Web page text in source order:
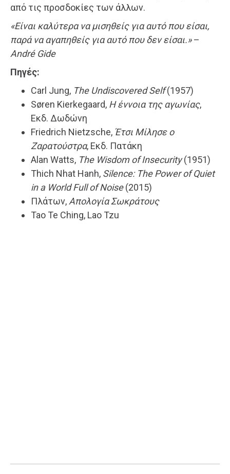
από τις προσδοκίες των άλλων.
«Είναι καλύτερα να μισηθείς για αυτό που είσαι,
παρά να αγαπηθείς για αυτό που δεν είσαι.»–
André Gide
Πηγές:
Carl Jung, The Undiscovered Self(1957)
Søren Kierkegaard, Η έννοια της αγωνίας,
Εκδ. Δωδώνη
Friedrich Nietzsche, Έτσι Μίλησε ο
Ζαρατούστρα, Εκδ. Πατάκη
Alan Watts, The Wisdom of Insecurity(1951)
Thich Nhat Hanh, Silence: The Power of Quiet
in a World Full of Noise(2015)
Πλάτων, Απολογία Σωκράτους
Tao Te Ching, Lao Tzu